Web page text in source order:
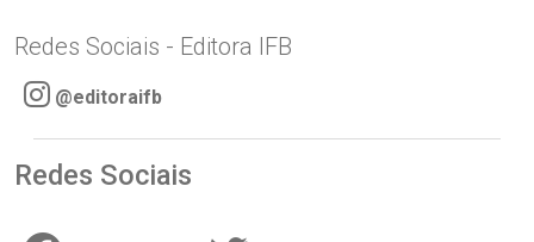
Redes Sociais - Editora IFB
@editoraifb
Redes Sociais